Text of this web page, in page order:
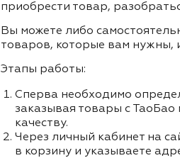
приобрести товар,
Вы можете либо
товаров, которые вам нужны,
Этапы работы:
Сперва необходимо
заказывая товары с
качеству.
Через личный кабинет на
в корзину и указываете